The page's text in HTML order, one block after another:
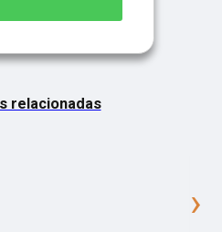
relacionadas
›